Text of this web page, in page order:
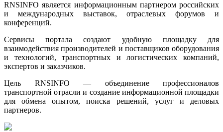
RNSINFO является информационным партнером российских
и международных выставок, отраслевых форумов и
конференций.
Сервисы портала создают удобную площадку для
взаимодействия производителей и поставщиков оборудования
и технологий, транспортных и логистических компаний,
экспертов и заказчиков.
Цель RNSINFO — объединение профессионалов
транспортной отрасли и создание информационной площадки
для обмена опытом, поиска решений, услуг и деловых
партнеров.